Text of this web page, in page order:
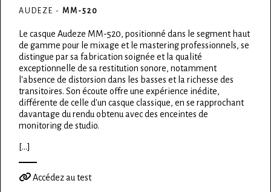
AUDEZE - MM-520
Le casque Audeze MM-520, positionné dans le segment haut
de gamme pour le mixage et le mastering professionnels, se
distingue par sa fabrication soignée et la qualité
exceptionnelle de sa restitution sonore, notamment
l'absence de distorsion dans les basses et la richesse des
transitoires. Son écoute offre une expérience inédite,
différente de celle d'un casque classique, en se rapprochant
davantage du rendu obtenu avec des enceintes de
monitoring de studio.
[...]
Accédez au test